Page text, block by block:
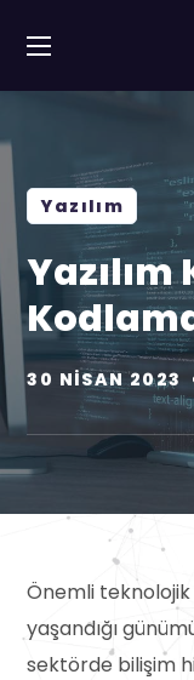
Yazılım
Yazılım
30 NISAN 2023
Önemli
yaşandığı
sektörde bilişim